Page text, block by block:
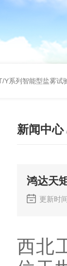
Y系列智能型盐雾试
新闻中心
鸿达天
更新时
西北